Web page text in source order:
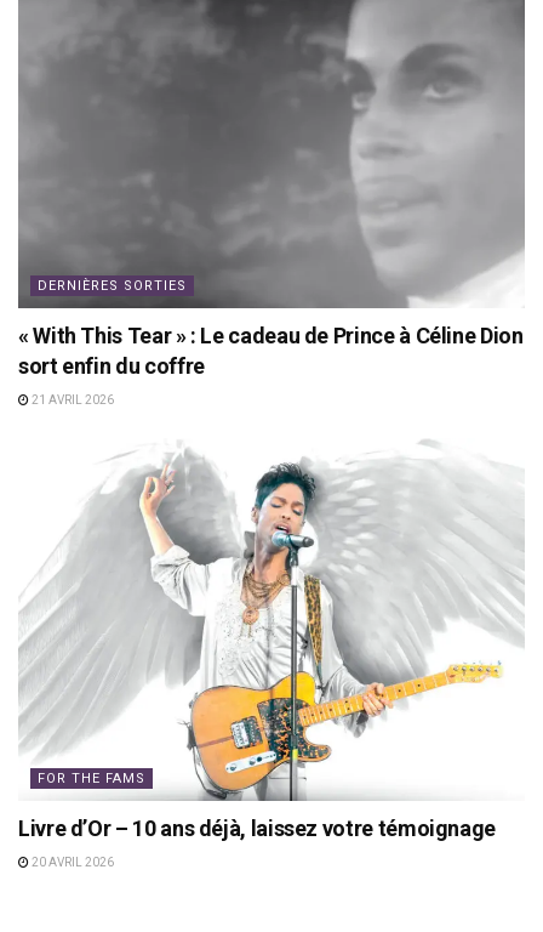
DERNIÈRES SORTIES
« With This Tear » : Le cadeau de Prince à Céline Dion
sort enfin du coffre
21 AVRIL 2026
FOR THE FAMS
Livre d’Or – 10 ans déjà, laissez votre témoignage
20 AVRIL 2026